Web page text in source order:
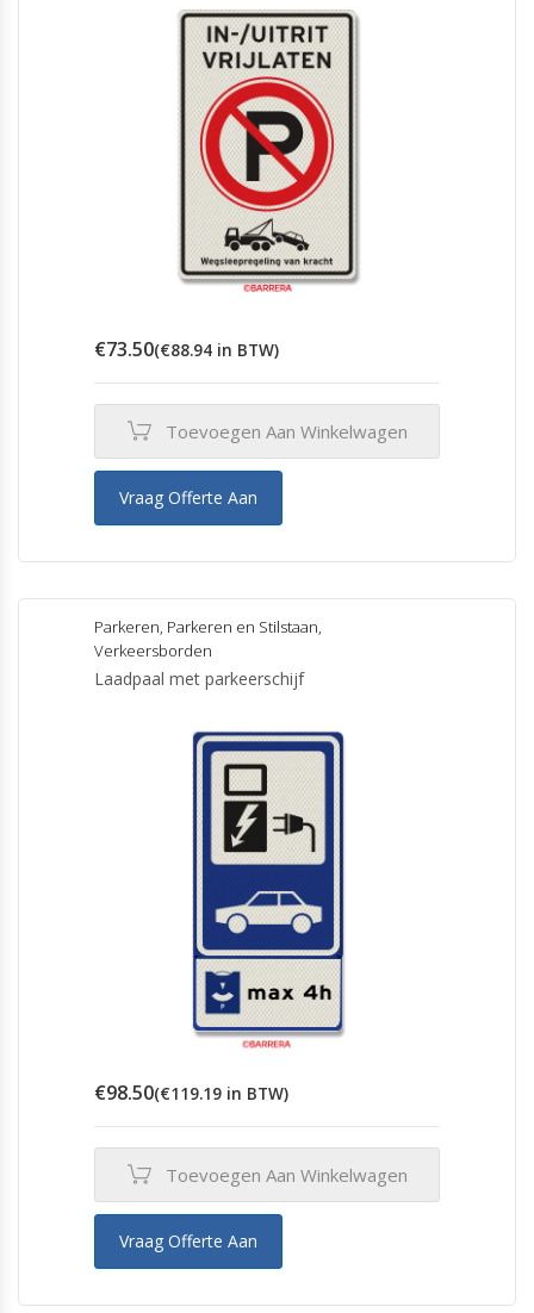
productpagina
€73.50(€88.94 in BTW)
Toevoegen Aan Winkelwagen
Vraag Offerte Aan
Parkeren, Parkeren en Stilstaan,
Verkeersborden
Laadpaal met parkeerschijf
€98.50(€119.19 in BTW)
Toevoegen Aan Winkelwagen
Vraag Offerte Aan